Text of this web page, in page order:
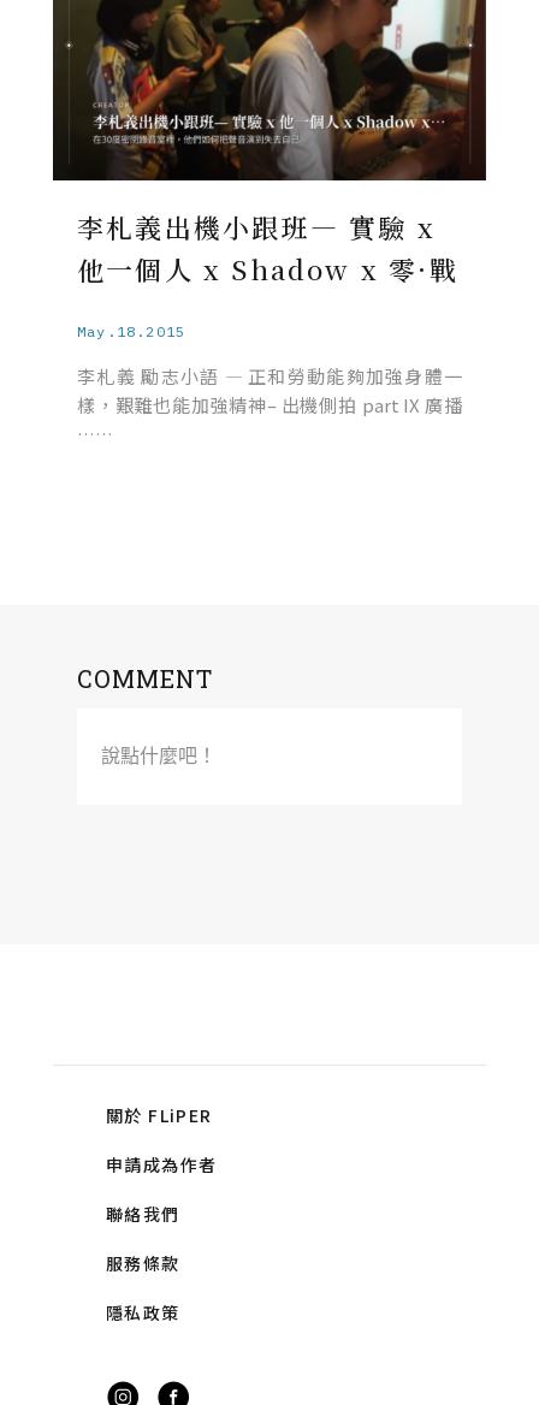
李札義出機小跟班— 實驗 x
他一個人 x Shadow x 零·戰
May.18.2015
李札義 勵志小語 — 正和勞動能夠加強身體一
樣，艱難也能加強精神– 出機側拍 part IX 廣播
……
COMMENT
說點什麼吧！
關於 FLiPER
申請成為作者
聯絡我們
服務條款
隱私政策